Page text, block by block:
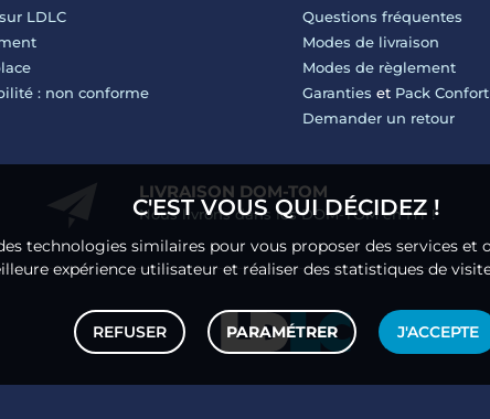
C'EST VOUS QUI DÉCIDEZ !
technologies similaires pour vous proposer des services et
expérience utilisateur et réaliser des statistiques de
REFUSER PARAMÉTRER J'ACCEPTE
LDLC
: non conforme
Questions fréquentes
Modes de livraison
Modes de règlement
Garanties et Pack Confort
Demander un retour
LIVRAISON DOM-TOM
Nous livrons dans les DOM-TOM en HT !